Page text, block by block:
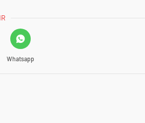
Whatsapp